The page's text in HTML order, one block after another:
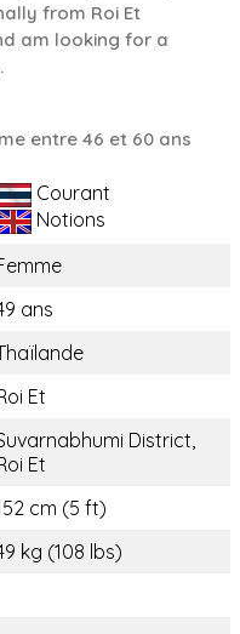
from Roi Et
am looking for a
entre 46 et 60 ans
Courant
Notions
ans
Et
District,
Et
cm (5 ft)
kg (108 lbs)